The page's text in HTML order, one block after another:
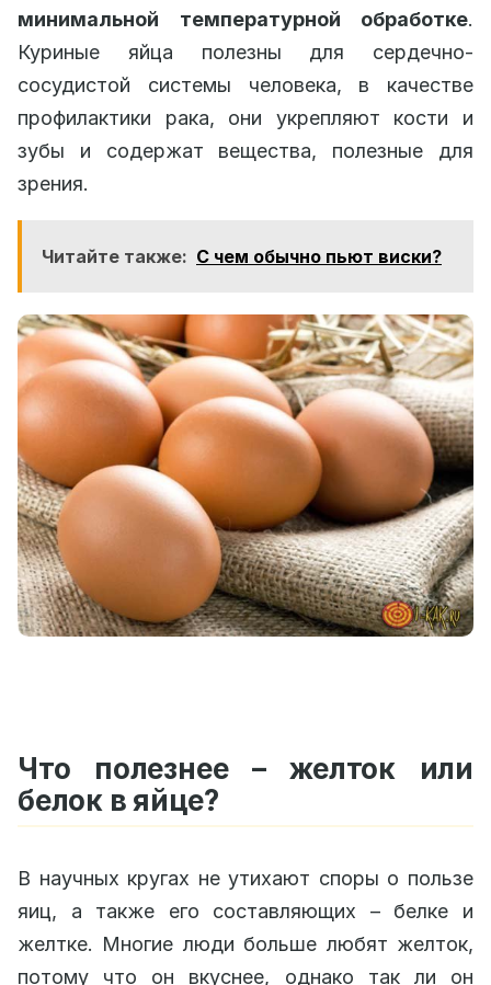
минимальной температурной обработке.
Куриные яйца полезны для сердечно-
сосудистой системы человека, в качестве
профилактики рака, они укрепляют кости и
зубы и содержат вещества, полезные для
зрения.
Читайте также: C чем обычно пьют виски?
Что полезнее – желток или
белок в яйце?
В научных кругах не утихают споры о пользе
яиц, а также его составляющих – белке и
желтке. Многие люди больше любят желток,
потому что он вкуснее, однако так ли он